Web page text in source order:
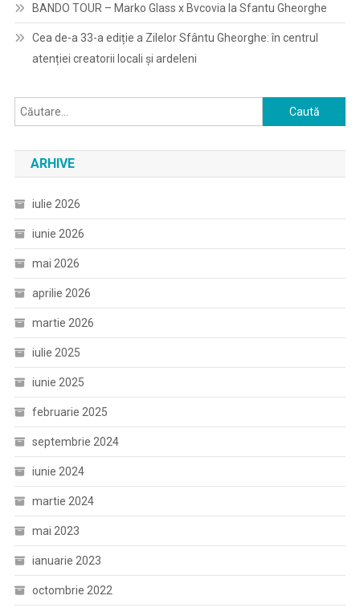
BANDO TOUR – Marko Glass x Bvcovia la Sfantu Gheorghe
Cea de-a 33-a ediție a Zilelor Sfântu Gheorghe: în centrul
atenției creatorii locali și ardeleni
Caută
după:
ARHIVE
iulie 2026
iunie 2026
mai 2026
aprilie 2026
martie 2026
iulie 2025
iunie 2025
februarie 2025
septembrie 2024
iunie 2024
martie 2024
mai 2023
ianuarie 2023
octombrie 2022